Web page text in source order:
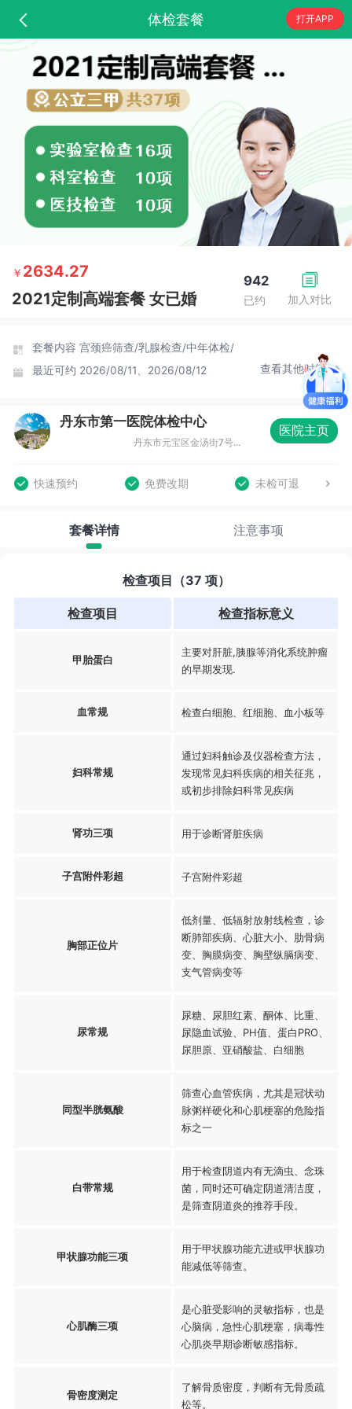
体检套餐 打开APP
加入对比
942
已约
￥ 2634.27
2021定制高端套餐 女已婚
套餐内容 宫颈癌筛查/乳腺检查/中年体检/
最近可约 2026/08/11、2026/08/12 查看其他时间
丹东市第一医院体检中心
丹东市元宝区金汤街7号丹东市第一医院六道口院区东走廊1-2层
医院主页
快速预约 免费改期 未检可退
套餐详情 注意事项
检查项目（37 项）
检查项目 检查指标意义
甲胎蛋白
主要对肝脏,胰腺等消化系统肿瘤
的早期发现.
血常规 检查白细胞、红细胞、血小板等
妇科常规
通过妇科触诊及仪器检查方法，
发现常见妇科疾病的相关征兆，
或初步排除妇科常见疾病
肾功三项 用于诊断肾脏疾病
子宫附件彩超 子宫附件彩超
胸部正位片
低剂量、低辐射放射线检查，诊
断肺部疾病、心脏大小、肋骨病
变、胸膜病变、胸壁纵膈病变、
支气管病变等
尿常规
尿糖、尿胆红素、酮体、比重、
尿隐血试验、PH值、蛋白PRO、
尿胆原、亚硝酸盐、白细胞
同型半胱氨酸
筛查心血管疾病，尤其是冠状动
脉粥样硬化和心肌梗塞的危险指
标之一
白带常规
用于检查阴道内有无滴虫、念珠
菌，同时还可确定阴道清洁度，
是筛查阴道炎的推荐手段。
甲状腺功能三项
用于甲状腺功能亢进或甲状腺功
能减低等筛查。
心肌酶三项
是心脏受影响的灵敏指标，也是
心脑病，急性心肌梗塞，病毒性
心肌炎早期诊断敏感指标。
骨密度测定
了解骨质密度，判断有无骨质疏
松等。